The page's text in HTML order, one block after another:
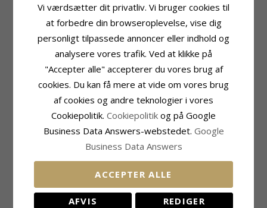
Diamantring
14
Ædelmetal: Hvidguld
Overflade:
Blank
Antal:1
Slibning:Brillantsleben
Sten: Diamant
Diamant Klarhed:SI
Carat: 0,18
Brillantsleben
Diamant Farve:Wesselton
Carat:0,14
Ringskinne
Bredde Top:2,7 mm
Bredde Bund:2,1 mm
Tykkelse Top:
3,4 mm
Tykkelse Bund:1,4 mm
3,6 mm x 3,6 mm
Dybde:5,3 mm
Vi værdsætter dit privatliv. Vi bruger cookies til
at forbedre din browseroplevelse, vise dig
personligt tilpassede annoncer eller indhold og
analysere vores trafik. Ved at klikke på
"Accepter alle" accepterer du vores brug af
cookies. Du kan få mere at vide om vores brug
af cookies og andre teknologier i vores
Cookiepolitik. Cookiepolitik og på Google
Business Data Answers-webstedet. Google
Business Data Answers
ACCEPTER ALLE
AFVIS REDIGER